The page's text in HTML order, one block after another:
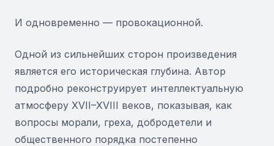
И одновременно — провокационной.
Одной из сильнейших сторон произведения
является его историческая глубина. Автор
подробно реконструирует интеллектуальную
атмосферу XVII–XVIII веков, показывая, как
вопросы морали, греха, добродетели и
общественного порядка постепенно